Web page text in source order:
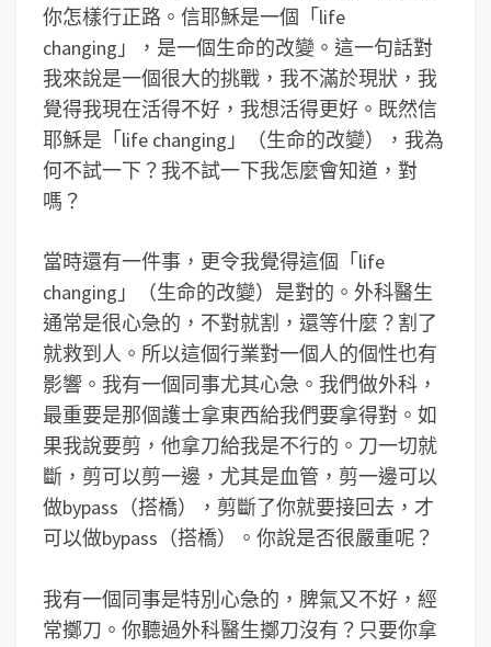
你怎樣行正路。信耶穌是一個「life
changing」，是一個生命的改變。這一句話對
我來說是一個很大的挑戰，我不滿於現狀，我
覺得我現在活得不好，我想活得更好。既然信
耶穌是「life changing」（生命的改變），我為
何不試一下？我不試一下我怎麼會知道，對
嗎？
當時還有一件事，更令我覺得這個「life
changing」（生命的改變）是對的。外科醫生
通常是很心急的，不對就割，還等什麼？割了
就救到人。所以這個行業對一個人的個性也有
影響。我有一個同事尤其心急。我們做外科，
最重要是那個護士拿東西給我們要拿得對。如
果我說要剪，他拿刀給我是不行的。刀一切就
斷，剪可以剪一邊，尤其是血管，剪一邊可以
做bypass（搭橋），剪斷了你就要接回去，才
可以做bypass（搭橋）。你說是否很嚴重呢？
我有一個同事是特別心急的，脾氣又不好，經
常擲刀。你聽過外科醫生擲刀沒有？只要你拿